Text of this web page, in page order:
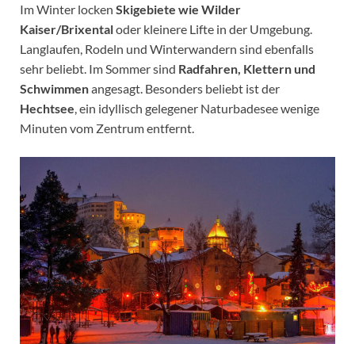
Im Winter locken Skigebiete wie Wilder
Kaiser/Brixentaloder kleinere Lifte in der Umgebung.
Langlaufen, Rodeln und Winterwandern sind ebenfalls
sehr beliebt. Im Sommer sind Radfahren, Klettern und
Schwimmenangesagt. Besonders beliebt ist der
Hechtsee, ein idyllisch gelegener Naturbadesee wenige
Minuten vom Zentrum entfernt.